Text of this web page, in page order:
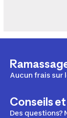
Aucun frais sur
Conseils
Des questions?